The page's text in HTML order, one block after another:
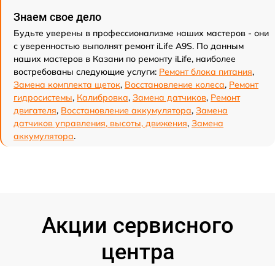
Знаем свое дело
Будьте уверены в профессионализме наших мастеров - они
с уверенностью выполнят ремонт iLife A9S. По данным
наших мастеров в Казани по ремонту iLife, наиболее
востребованы следующие услуги: Ремонт блока питания,
Замена комплекта щеток, Восстановление колеса, Ремонт
гидросистемы, Калибровка, Замена датчиков, Ремонт
двигателя, Восстановление аккумулятора, Замена
датчиков управления, высоты, движения, Замена
аккумулятора.
Акции сервисного
центра